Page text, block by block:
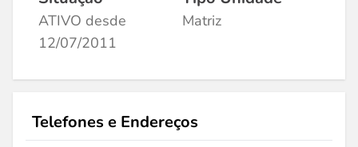
ATIVO desde
12/07/2011
Matriz
Telefones e Endereços